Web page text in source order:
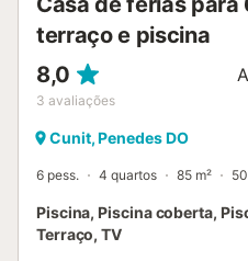
terraço e piscina
8,0
3 avaliações
Cunit, Penedes DO
6 pess. 4 quartos 85 m²
Piscina, Piscina coberta,
Terraço, TV